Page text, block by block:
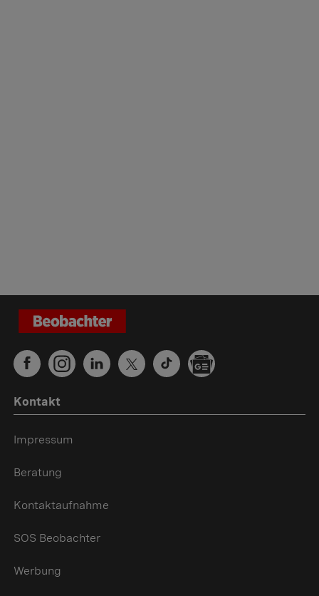
Kontakt
Impressum
Beratung
Kontaktaufnahme
SOS Beobachter
Werbung